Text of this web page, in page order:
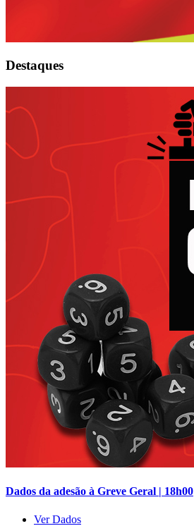
Destaques
Dados da adesão à Greve Geral | 18h00
Ver Dados